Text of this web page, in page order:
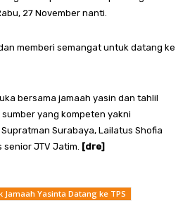
27 November nanti.
memberi semangat untuk datang ke
bersama jamaah yasin dan tahlil
yang kompeten yakni
Surabaya, Lailatus Shofia
JTV Jatim.
[dre]
Jamaah Yasinta Datang ke TPS